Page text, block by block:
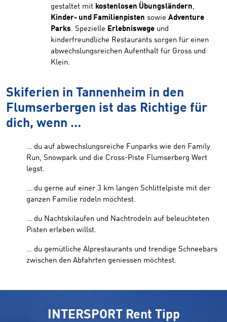
gestaltet mit kostenlosen Übungsländern,
Kinder- und Familienpisten sowie Adventure
Parks. Spezielle Erlebniswege und
kinderfreundliche Restaurants sorgen für einen
abwechslungsreichen Aufenthalt für Gross und
Klein.
Skiferien in Tannenheim in den
Flumserbergen ist das Richtige für
dich, wenn …
… du auf abwechslungsreiche Funparks wie den Family
Run, Snowpark und die Cross-Piste Flumserberg Wert
legst.
… du gerne auf einer 3 km langen Schlittelpiste mit der
ganzen Familie rodeln möchtest.
… du Nachtskilaufen und Nachtrodeln auf beleuchteten
Pisten erleben willst.
… du gemütliche Alprestaurants und trendige Schneebars
zwischen den Abfahrten geniessen möchtest.
INTERSPORT Rent Tipp